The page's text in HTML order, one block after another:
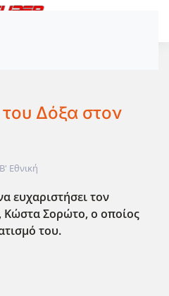
Δόξα στον
Β' Εθνική
ευχαριστήσει τον
Σορώτο, ο οποίος
του.